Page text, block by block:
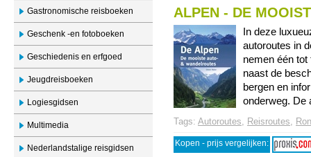
Gastronomische reisboeken
Geschenk -en fotoboeken
Geschiedenis en erfgoed
Jeugdreisboeken
Logiesgidsen
Multimedia
Nederlandstalige reisgidsen
ALPEN - DE
In deze
autoroutes in
nemen één
naast de
bergen en
onderweg. De
Tags: Autoroutes, Reisroutes,
Kopen - prijs vergelijken: